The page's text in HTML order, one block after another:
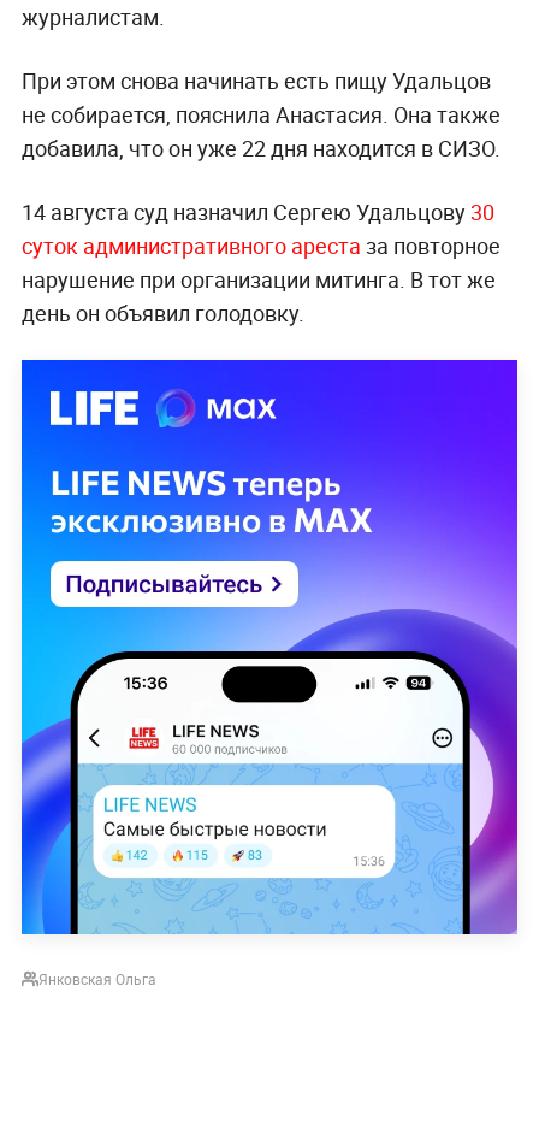
журналистам.
При этом снова начинать есть пищу Удальцов
не собирается, пояснила Анастасия. Она также
добавила, что он уже 22 дня находится в СИЗО.
14 августа суд назначил Сергею Удальцову30
суток административного ареста за повторное
нарушение при организации митинга. В тот же
день он объявил голодовку.
Янковская Ольга